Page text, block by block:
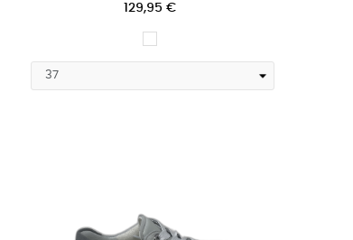
129,95 €